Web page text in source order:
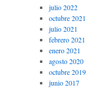
julio 2022
octubre 2021
julio 2021
febrero 2021
enero 2021
agosto 2020
octubre 2019
junio 2017